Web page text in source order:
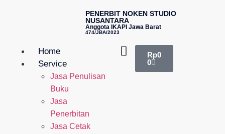
PENERBIT NOKEN STUDIO
NUSANTARA
Anggota IKAPI Jawa Barat
474/JBA/2023
Home
Service
Jasa Penulisan
Buku
Jasa
Penerbitan
Jasa Cetak
Rp0
0